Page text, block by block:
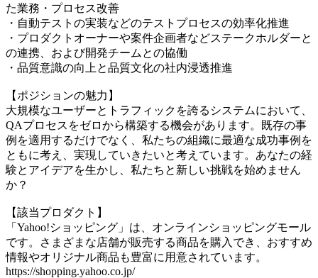
た業務・プロセス改善
・自動テストの実装などのテストプロセスの効率化推進
・プロダクトオーナーや案件企画者などステークホルダーと
の連携、および開発チームとの協働
・品質意識の向上と品質文化の社内浸透推進
【ポジションの魅力】
大規模なユーザーとトラフィックを誇るシステムにおいて、
QAプロセスをゼロから構築する機会があります。既存の事
例を適用するだけでなく、私たちの組織に最適な成功事例を
ともに考え、実現していきたいと考えています。あなたの経
験とアイデアを生かし、私たちと新しい挑戦を始めません
か？
【該当プロダクト】
「Yahoo!ショッピング」は、オンラインショッピングモール
です。さまざまな店舗が販売する商品を購入でき、おすすめ
情報やオリジナル商品も豊富に用意されています。
https://shopping.yahoo.co.jp/